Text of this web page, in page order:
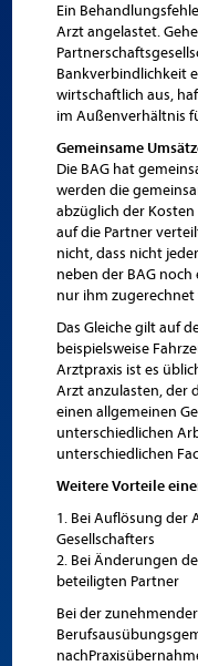
Ein
Arzt angelastet.
Bankverbindlichkeit
wirtschaftlich aus,
im Außenverhältnis
Gemeinsame
Die BAG hat
werden die
abzüglich der
auf die Partner
nicht, dass nicht
neben der BAG
nur ihm zugerechnet
Das Gleiche gilt auf
beispielsweise
Arztpraxis ist es
Arzt anzulasten, der
einen allgemeinen
unterschiedlichen
unterschiedlichen
Weitere Vorteile
1. Bei Auflösung der
Gesellschafters
2. Bei Änderungen
beteiligten Partner
Bei der